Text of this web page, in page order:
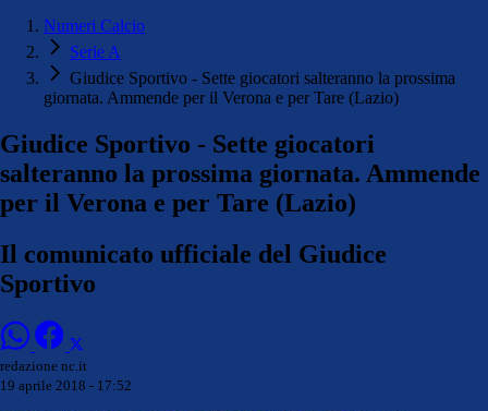
Numeri Calcio
Serie A
Giudice Sportivo - Sette giocatori salteranno la prossima
giornata. Ammende per il Verona e per Tare (Lazio)
Giudice Sportivo - Sette giocatori
salteranno la prossima giornata. Ammende
per il Verona e per Tare (Lazio)
Il comunicato ufficiale del Giudice
Sportivo
redazione nc.it
19 aprile 2018 - 17:52